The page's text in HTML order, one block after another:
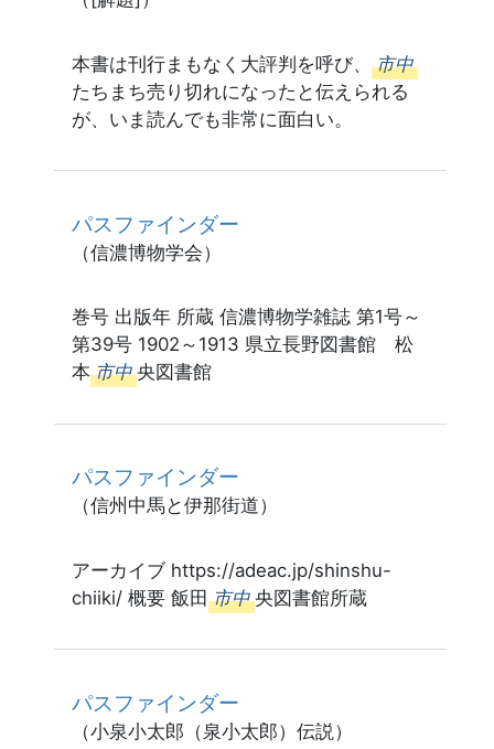
本書は刊行まもなく大評判を呼び、 市中
たちまち売り切れになったと伝えられる
が、いま読んでも非常に面白い。
パスファインダー
（信濃博物学会）
巻号 出版年 所蔵 信濃博物学雑誌 第1号～
第39号 1902～1913 県立長野図書館 松
本 市中 央図書館
パスファインダー
（信州中馬と伊那街道）
アーカイブ https://adeac.jp/shinshu-
chiiki/ 概要 飯田 市中 央図書館所蔵
パスファインダー
（小泉小太郎（泉小太郎）伝説）